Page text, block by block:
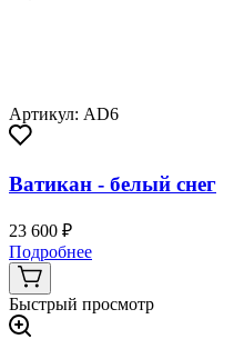
Артикул: AD6
Ватикан - белый снег
23 600 ₽
Подробнее
Быстрый просмотр